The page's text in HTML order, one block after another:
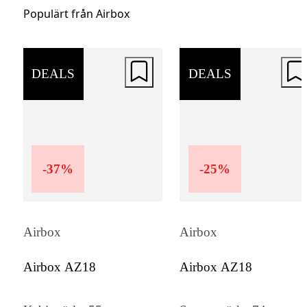
Packremmarna säkerställer att kläder och
packningen både enkel och effektiv.
Populärt från Airbox
DEALS
-37%
Airbox
Airbox AZ18
DEALS
-25%
Airbox
Airbox AZ18